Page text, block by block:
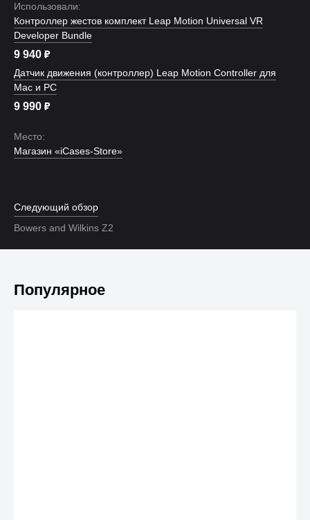
Использовали:
Контроллер жестов комплект Leap Motion Universal VR
Developer Bundle
9 940 ₽
Датчик движения (контроллер) Leap Motion Controller для
Mac и PC
9 990 ₽
Место:
Магазин «iCases-Store»
Следующий обзор
Bowers and Wilkins Z2
Популярное